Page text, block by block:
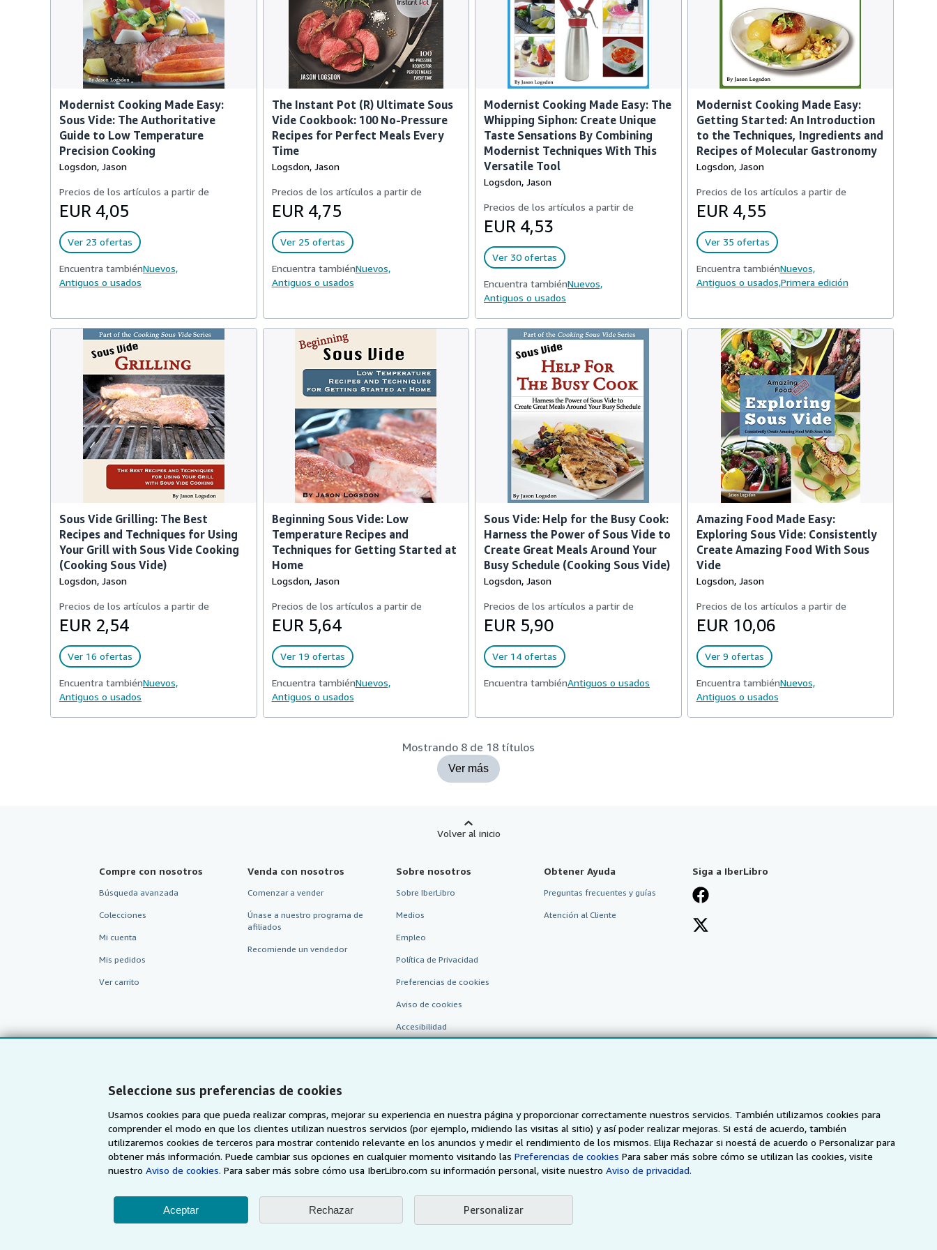
Seleccione sus preferencias de cookies
Usamos cookies para que pueda realizar compras, mejorar su experiencia en nuestra página y proporcionar correctamente nuestros servicios. También utilizamos cookies para
comprender el modo en que los clientes utilizan nuestros servicios (por ejemplo, midiendo las visitas al sitio) y así poder realizar mejoras. Si está de acuerdo, también
utilizaremos cookies de terceros para mostrar contenido relevante en los anuncios y medir el rendimiento de los mismos. Elija Rechazar si noestá de acuerdo o Personalizar para
obtener más información. Puede cambiar sus opciones en cualquier momento visitando las Preferencias de cookies Para saber más sobre cómo se utilizan las cookies, visite
nuestroAviso de cookies. Para saber más sobre cómo usa IberLibro.com su información personal, visite nuestroAviso de privacidad.
Aceptar Rechazar Personalizar
Modernist Cooking Made Easy:
Sous Vide: The Authoritative
Guide to Low Temperature
Precision Cooking
Logsdon, Jason
Precios de los artículos a partir de
EUR 4,05
Ver 23 ofertas
Encuentra tambiénNuevos,
Antiguos o usados
The Instant Pot (R) Ultimate Sous
Vide Cookbook: 100 No-Pressure
Recipes for Perfect Meals Every
Time
Logsdon, Jason
Precios de los artículos a partir de
EUR 4,75
Ver 25 ofertas
Encuentra tambiénNuevos,
Antiguos o usados
Modernist Cooking Made Easy: The
Whipping Siphon: Create Unique
Taste Sensations By Combining
Modernist Techniques With This
Versatile Tool
Logsdon, Jason
Precios de los artículos a partir de
EUR 4,53
Ver 30 ofertas
Encuentra tambiénNuevos,
Antiguos o usados
Modernist Cooking Made Easy:
Getting Started: An Introduction
to the Techniques, Ingredients and
Recipes of Molecular Gastronomy
Logsdon, Jason
Precios de los artículos a partir de
EUR 4,55
Ver 35 ofertas
Encuentra tambiénNuevos,
Antiguos o usados,Primera edición
Sous Vide Grilling: The Best
Recipes and Techniques for Using
Your Grill with Sous Vide Cooking
(Cooking Sous Vide)
Logsdon, Jason
Precios de los artículos a partir de
EUR 2,54
Ver 16 ofertas
Encuentra tambiénNuevos,
Antiguos o usados
Beginning Sous Vide: Low
Temperature Recipes and
Techniques for Getting Started at
Home
Logsdon, Jason
Precios de los artículos a partir de
EUR 5,64
Ver 19 ofertas
Encuentra tambiénNuevos,
Antiguos o usados
Sous Vide: Help for the Busy Cook:
Harness the Power of Sous Vide to
Create Great Meals Around Your
Busy Schedule (Cooking Sous Vide)
Logsdon, Jason
Precios de los artículos a partir de
EUR 5,90
Ver 14 ofertas
Encuentra tambiénAntiguos o usados
Amazing Food Made Easy:
Exploring Sous Vide: Consistently
Create Amazing Food With Sous
Vide
Logsdon, Jason
Precios de los artículos a partir de
EUR 10,06
Ver 9 ofertas
Encuentra tambiénNuevos,
Antiguos o usados
Mostrando 8 de 18 títulos
Ver más
Volver al inicio
Compre con nosotros
Búsqueda avanzada
Colecciones
Mi cuenta
Mis pedidos
Ver carrito
Venda con nosotros
Comenzar a vender
Únase a nuestro programa de
afiliados
Recomiende un vendedor
Sobre nosotros
Sobre IberLibro
Medios
Empleo
Política de Privacidad
Preferencias de cookies
Aviso de cookies
Accesibilidad
Obtener Ayuda
Preguntas frecuentes y guías
Atención al Cliente
Siga a IberLibro
AbeBooks.com AbeBooks.co.uk AbeBooks.de AbeBooks.fr AbeBooks.it AbeBooks Aus/NZ AbeBooks.ca ZVAB.com
BookFinder.com
Utilizando la página web, usted confirma que ha leído, entendido y acepta